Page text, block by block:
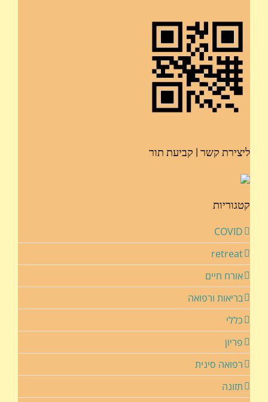
ליצירת קשר | קביעת תור
קטגוריות
COVID
retreat
אורח חיים
בריאות ורפואה
כללי
פריון
רפואה סינית
תזונה